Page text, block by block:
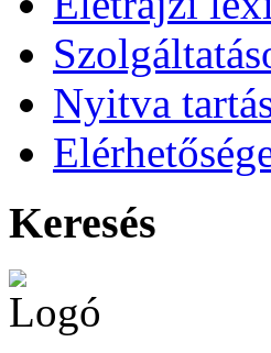
Nyitva
Keresés